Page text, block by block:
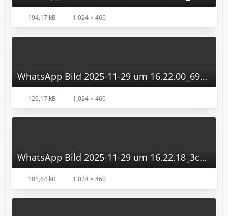
194,17 kB 1.024 × 460
WhatsApp Bild 2025-11-29 um 16.22.00_69870ac1.jpg
129,17 kB 1.024 × 460
WhatsApp Bild 2025-11-29 um 16.22.18_3c619106.jpg
101,64 kB 1.024 × 460